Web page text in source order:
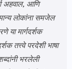
अहवाल, आणि
लोकांना समजेल
या मार्गदर्शक
तत्त्वे परदेशी भाषा
भरलेली